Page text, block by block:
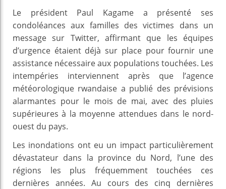
Le président Paul Kagame a présenté ses
condoléances aux familles des victimes dans un
message sur Twitter, affirmant que les équipes
d’urgence étaient déjà sur place pour fournir une
assistance nécessaire aux populations touchées. Les
intempéries interviennent après que l’agence
météorologique rwandaise a publié des prévisions
alarmantes pour le mois de mai, avec des pluies
supérieures à la moyenne attendues dans le nord-
ouest du pays.
Les inondations ont eu un impact particulièrement
dévastateur dans la province du Nord, l’une des
régions les plus fréquemment touchées ces
dernières années. Au cours des cinq dernières